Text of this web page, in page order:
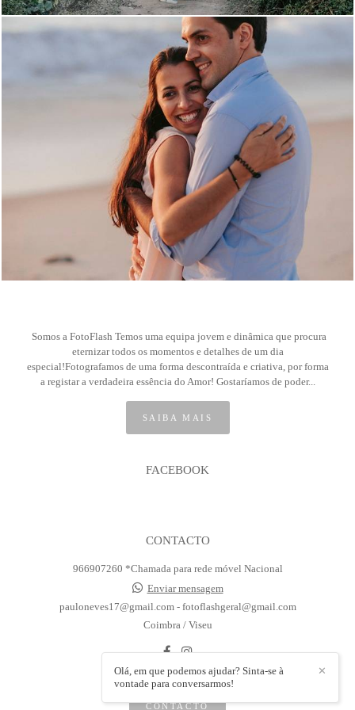
0
Somos a FotoFlash Temos uma equipa jovem e dinâmica que procura
eternizar todos os momentos e detalhes de um dia
especial!Fotografamos de uma forma descontraída e criativa, por forma
a registar a verdadeira essência do Amor! Gostaríamos de poder...
SAIBA MAIS
FACEBOOK
CONTACTO
966907260 *Chamada para rede móvel Nacional
Enviar mensagem
pauloneves17@gmail.com - fotoflashgeral@gmail.com
Coimbra / Viseu
CONTACTO
✕
Olá, em que podemos ajudar? Sinta-se à
vontade para conversarmos!